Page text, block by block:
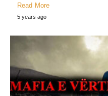
Read More
5 years ago